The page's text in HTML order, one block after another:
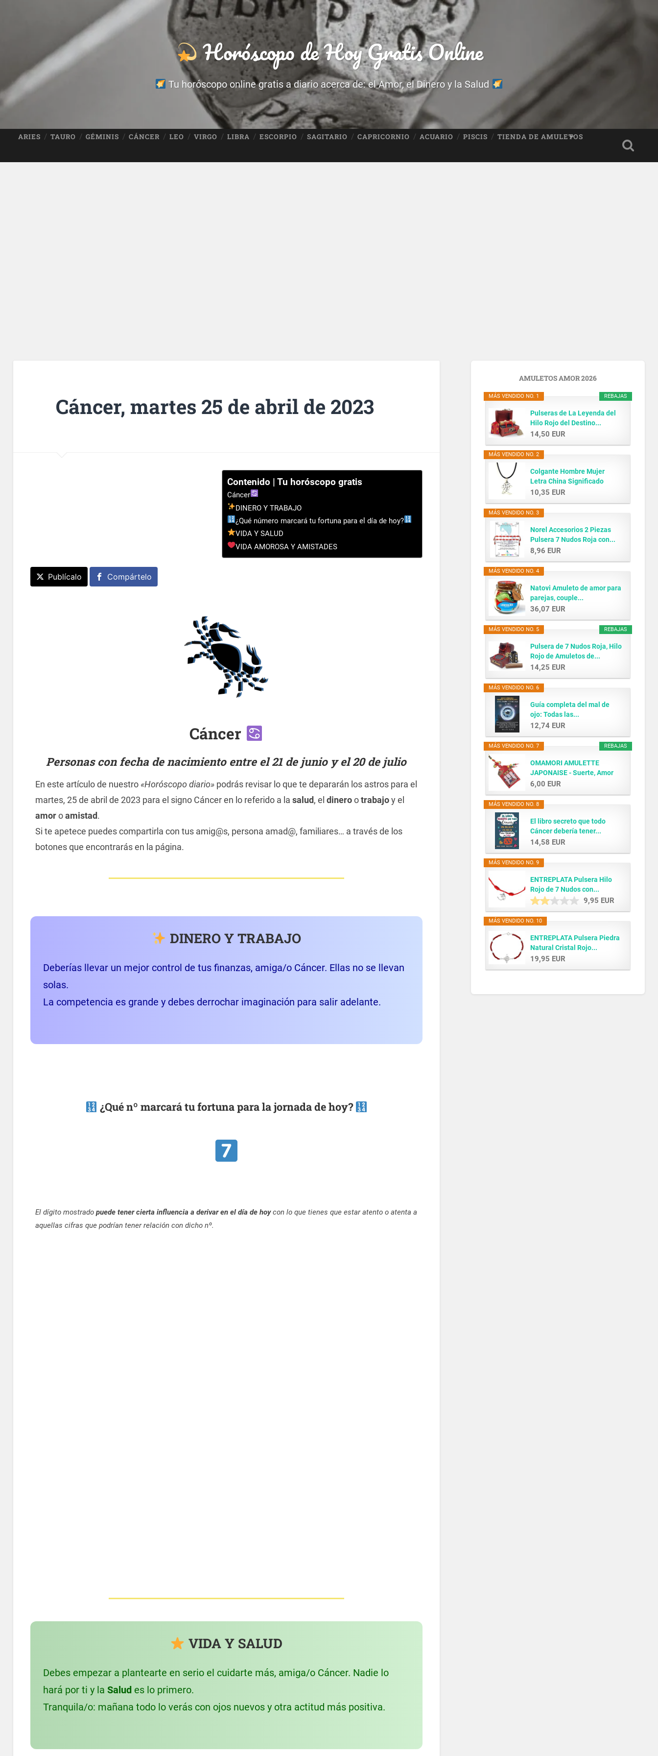
Horóscopo de Hoy Gratis Online
Tu horóscopo online gratis a diario acerca de: el Amor, el Dinero y la Salud
ARIES TAURO GÉMINIS CÁNCER LEO VIRGO LIBRA ESCORPIO SAGITARIO CAPRICORNIO ACUARIO PISCIS TIENDA DE AMULETOS
Cáncer, martes 25 de abril de 2023
Contenido | Tu horóscopo gratis
Cáncer
DINERO Y TRABAJO
¿Qué número marcará tu fortuna para el día de hoy?
VIDA Y SALUD
VIDA AMOROSA Y AMISTADES
Publícalo Compártelo
Cáncer
Personas con fecha de nacimiento entre el 21 de junio y el 20 de julio
En este artículo de nuestro «Horóscopo diario»podrás revisar lo que te depararán los astros para el
martes, 25 de abril de 2023 para el signo Cáncer en lo referido a la salud, el dinerootrabajoy el
amoroamistad.
Si te apetece puedes compartirla con tus amig@s, persona amad@, familiares… a través de los
botones que encontrarás en la página.
DINERO Y TRABAJO
Deberías llevar un mejor control de tus finanzas, amiga/o Cáncer. Ellas no se llevan
solas.
La competencia es grande y debes derrochar imaginación para salir adelante.
¿Qué nº marcará tu fortuna para la jornada de hoy?
El dígito mostrado puede tener cierta influencia a derivar en el día de hoycon lo que tienes que estar atento o atenta a
aquellas cifras que podrían tener relación con dicho nº.
VIDA Y SALUD
Debes empezar a plantearte en serio el cuidarte más, amiga/o Cáncer. Nadie lo
hará por ti y la Salud es lo primero.
Tranquila/o: mañana todo lo verás con ojos nuevos y otra actitud más positiva.
AMULETOS AMOR 2026
REBAJAS
MÁS VENDIDO NO. 1
Pulseras de La Leyenda del
Hilo Rojo del Destino...
14,50 EUR
MÁS VENDIDO NO. 2
Colgante Hombre Mujer
Letra China Significado
AMOR...
10,35 EUR
MÁS VENDIDO NO. 3
Norel Accesorios 2 Piezas
Pulsera 7 Nudos Roja con...
8,96 EUR
MÁS VENDIDO NO. 4
Natovi Amuleto de amor para
parejas, couple...
36,07 EUR
REBAJAS
MÁS VENDIDO NO. 5
Pulsera de 7 Nudos Roja, Hilo
Rojo de Amuletos de...
14,25 EUR
MÁS VENDIDO NO. 6
Guía completa del mal de
ojo: Todas las...
12,74 EUR
REBAJAS
MÁS VENDIDO NO. 7
OMAMORI AMULETTE
JAPONAISE - Suerte, Amor
y...
6,00 EUR
MÁS VENDIDO NO. 8
El libro secreto que todo
Cáncer debería tener...
14,58 EUR
MÁS VENDIDO NO. 9
ENTREPLATA Pulsera Hilo
Rojo de 7 Nudos con...
9,95 EUR
MÁS VENDIDO NO. 10
ENTREPLATA Pulsera Piedra
Natural Cristal Rojo...
19,95 EUR